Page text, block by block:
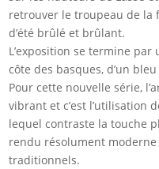
retrouver le troupeau de la
d’été brûlé et brûlant.
L’exposition se termine par
côte des basques, d’un
Pour cette nouvelle série,
vibrant et c’est l’utilisation
lequel contraste la touche
rendu résolument
traditionnels.